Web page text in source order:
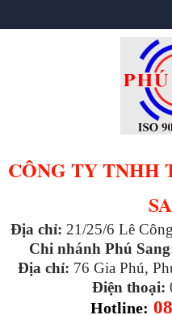
CÔNG TY TNHH
Địa chỉ: 21/25/6 Lê
Chi nhánh Phú
Địa chỉ: 76 Gia Phú,
Điện thoại:
Hotline: